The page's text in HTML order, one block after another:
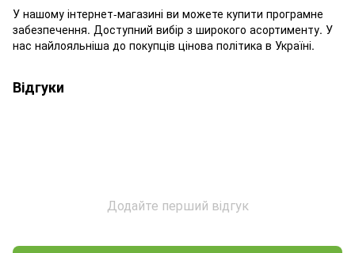
У нашому інтернет-магазині ви можете купити програмне
забезпечення. Доступний вибір з широкого асортименту. У
нас найлояльніша до покупців цінова політика в Україні.
Відгуки
Додайте перший відгук